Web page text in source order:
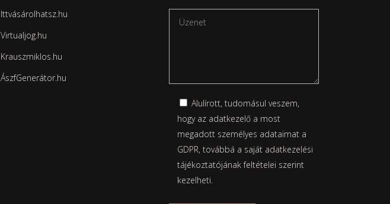
Ittvásárolhatsz.hu
Virtualjog.hu
Krauszmiklos.hu
ÁszfGenerátor.hu
Alulírott, tudomásul veszem,
hogy az adatkezelő a most
megadott személyes adataimat a
GDPR, továbbá a saját adatkezelési
tájékoztatójánakfeltételei szerint
kezelheti.